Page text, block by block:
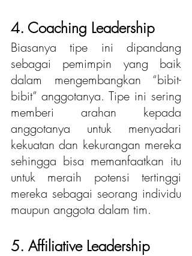
4. Coaching Leadership
Biasanya tipe ini dipandang
sebagai pemimpin yang baik
dalam mengembangkan “bibit-
bibit” anggotanya. Tipe ini sering
memberi arahan kepada
anggotanya untuk menyadari
kekuatan dan kekurangan mereka
sehingga bisa memanfaatkan itu
untuk meraih potensi tertinggi
mereka sebagai seorang individu
maupun anggota dalam tim.
5. Affiliative Leadership